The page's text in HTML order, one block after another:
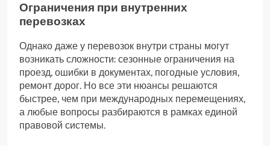
Ограничения при внутренних
перевозках
Однако даже у перевозок внутри страны могут
возникать сложности: сезонные ограничения на
проезд, ошибки в документах, погодные условия,
ремонт дорог. Но все эти нюансы решаются
быстрее, чем при международных перемещениях,
а любые вопросы разбираются в рамках единой
правовой системы.